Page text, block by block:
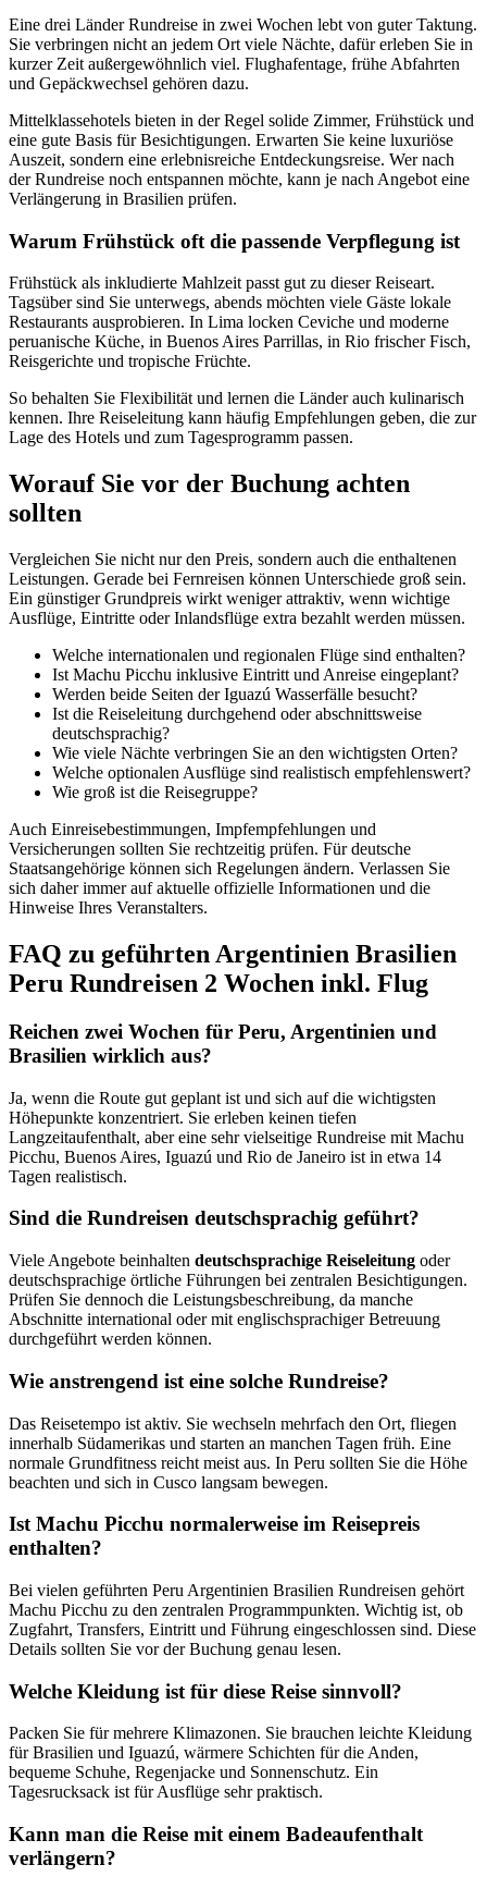
Eine drei Länder Rundreise in zwei Wochen lebt von guter Taktung.
Sie verbringen nicht an jedem Ort viele Nächte, dafür erleben Sie in
kurzer Zeit außergewöhnlich viel. Flughafentage, frühe Abfahrten
und Gepäckwechsel gehören dazu.
Mittelklassehotels bieten in der Regel solide Zimmer, Frühstück und
eine gute Basis für Besichtigungen. Erwarten Sie keine luxuriöse
Auszeit, sondern eine erlebnisreiche Entdeckungsreise. Wer nach
der Rundreise noch entspannen möchte, kann je nach Angebot eine
Verlängerung in Brasilien prüfen.
Warum Frühstück oft die passende Verpflegung ist
Frühstück als inkludierte Mahlzeit passt gut zu dieser Reiseart.
Tagsüber sind Sie unterwegs, abends möchten viele Gäste lokale
Restaurants ausprobieren. In Lima locken Ceviche und moderne
peruanische Küche, in Buenos Aires Parrillas, in Rio frischer Fisch,
Reisgerichte und tropische Früchte.
So behalten Sie Flexibilität und lernen die Länder auch kulinarisch
kennen. Ihre Reiseleitung kann häufig Empfehlungen geben, die zur
Lage des Hotels und zum Tagesprogramm passen.
Worauf Sie vor der Buchung achten
sollten
Vergleichen Sie nicht nur den Preis, sondern auch die enthaltenen
Leistungen. Gerade bei Fernreisen können Unterschiede groß sein.
Ein günstiger Grundpreis wirkt weniger attraktiv, wenn wichtige
Ausflüge, Eintritte oder Inlandsflüge extra bezahlt werden müssen.
Welche internationalen und regionalen Flüge sind enthalten?
Ist Machu Picchu inklusive Eintritt und Anreise eingeplant?
Werden beide Seiten der Iguazú Wasserfälle besucht?
Ist die Reiseleitung durchgehend oder abschnittsweise
deutschsprachig?
Wie viele Nächte verbringen Sie an den wichtigsten Orten?
Welche optionalen Ausflüge sind realistisch empfehlenswert?
Wie groß ist die Reisegruppe?
Auch Einreisebestimmungen, Impfempfehlungen und
Versicherungen sollten Sie rechtzeitig prüfen. Für deutsche
Staatsangehörige können sich Regelungen ändern. Verlassen Sie
sich daher immer auf aktuelle offizielle Informationen und die
Hinweise Ihres Veranstalters.
FAQ zu geführten Argentinien Brasilien
Peru Rundreisen 2 Wochen inkl. Flug
Reichen zwei Wochen für Peru, Argentinien und
Brasilien wirklich aus?
Ja, wenn die Route gut geplant ist und sich auf die wichtigsten
Höhepunkte konzentriert. Sie erleben keinen tiefen
Langzeitaufenthalt, aber eine sehr vielseitige Rundreise mit Machu
Picchu, Buenos Aires, Iguazú und Rio de Janeiro ist in etwa 14
Tagen realistisch.
Sind die Rundreisen deutschsprachig geführt?
Viele Angebote beinhalten deutschsprachige Reiseleitung oder
deutschsprachige örtliche Führungen bei zentralen Besichtigungen.
Prüfen Sie dennoch die Leistungsbeschreibung, da manche
Abschnitte international oder mit englischsprachiger Betreuung
durchgeführt werden können.
Wie anstrengend ist eine solche Rundreise?
Das Reisetempo ist aktiv. Sie wechseln mehrfach den Ort, fliegen
innerhalb Südamerikas und starten an manchen Tagen früh. Eine
normale Grundfitness reicht meist aus. In Peru sollten Sie die Höhe
beachten und sich in Cusco langsam bewegen.
Ist Machu Picchu normalerweise im Reisepreis
enthalten?
Bei vielen geführten Peru Argentinien Brasilien Rundreisen gehört
Machu Picchu zu den zentralen Programmpunkten. Wichtig ist, ob
Zugfahrt, Transfers, Eintritt und Führung eingeschlossen sind. Diese
Details sollten Sie vor der Buchung genau lesen.
Welche Kleidung ist für diese Reise sinnvoll?
Packen Sie für mehrere Klimazonen. Sie brauchen leichte Kleidung
für Brasilien und Iguazú, wärmere Schichten für die Anden,
bequeme Schuhe, Regenjacke und Sonnenschutz. Ein
Tagesrucksack ist für Ausflüge sehr praktisch.
Kann man die Reise mit einem Badeaufenthalt
verlängern?